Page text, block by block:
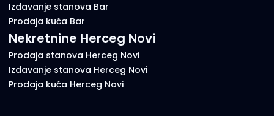
Izdavanje stanova Bar
Prodaja kuća Bar
Nekretnine Herceg Novi
Prodaja stanova Herceg Novi
Izdavanje stanova Herceg Novi
Prodaja kuća Herceg Novi